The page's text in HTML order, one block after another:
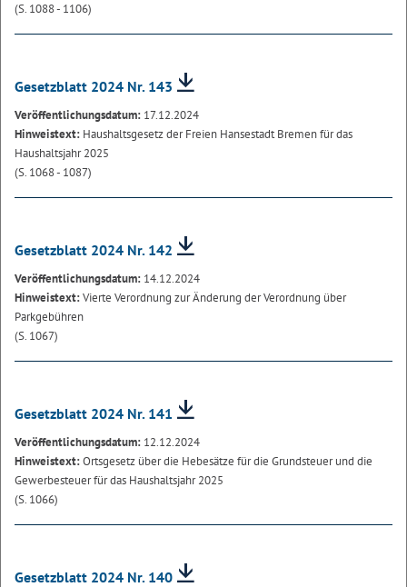
(S. 1088 - 1106)
Gesetzblatt 2024 Nr. 143
Veröffentlichungsdatum: 17.12.2024
Hinweistext: Haushaltsgesetz der Freien Hansestadt Bremen für das
Haushaltsjahr 2025
(S. 1068 - 1087)
Gesetzblatt 2024 Nr. 142
Veröffentlichungsdatum: 14.12.2024
Hinweistext:Vierte Verordnung zur Änderung der Verordnung über
Parkgebühren
(S. 1067)
Gesetzblatt 2024 Nr. 141
Veröffentlichungsdatum: 12.12.2024
Hinweistext:Ortsgesetz über die Hebesätze für die Grundsteuer und die
Gewerbesteuer für das Haushaltsjahr 2025
(S. 1066)
Gesetzblatt 2024 Nr. 140